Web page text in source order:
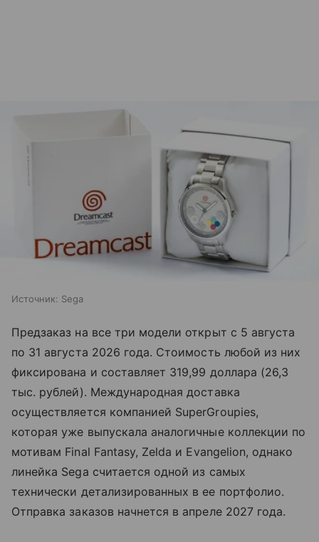
Источник: Sega
Предзаказ на все три модели открыт с 5 августа
по 31 августа 2026 года. Стоимость любой из них
фиксирована и составляет 319,99 доллара (26,3
тыс. рублей). Международная доставка
осуществляется компанией SuperGroupies,
которая уже выпускала аналогичные коллекции по
мотивам Final Fantasy, Zelda и Evangelion, однако
линейка Sega считается одной из самых
технически детализированных в ее портфолио.
Отправка заказов начнется в апреле 2027 года.